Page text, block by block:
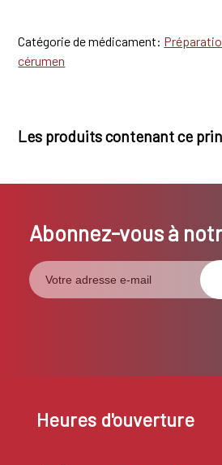
Catégorie de médicament:
cérumen
Les produits contenant ce
Abonnez-vous à
Heures d'ouverture